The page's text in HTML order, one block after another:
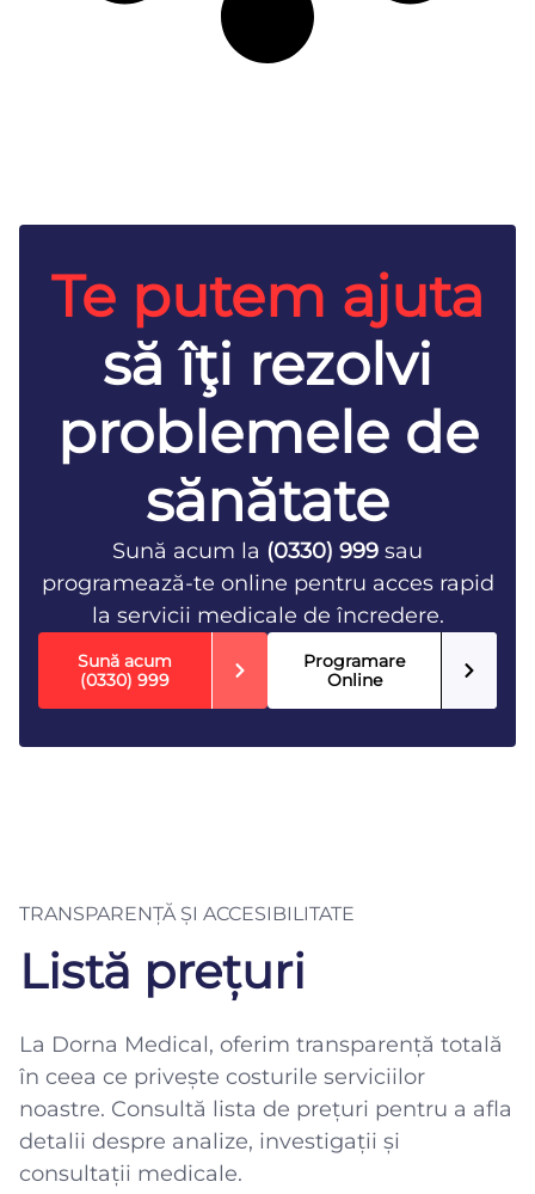
Te putem ajuta
să îţi rezolvi
problemele de
sănătate
Sună acum la (0330) 999 sau
programează-te online pentru acces rapid
la servicii medicale de încredere.
Sună acum
(0330) 999
Programare
Online
TRANSPARENȚĂ ȘI ACCESIBILITATE
Listă prețuri
La Dorna Medical, oferim transparență totală
în ceea ce privește costurile serviciilor
noastre. Consultă lista de prețuri pentru a afla
detalii despre analize, investigații și
consultații medicale.